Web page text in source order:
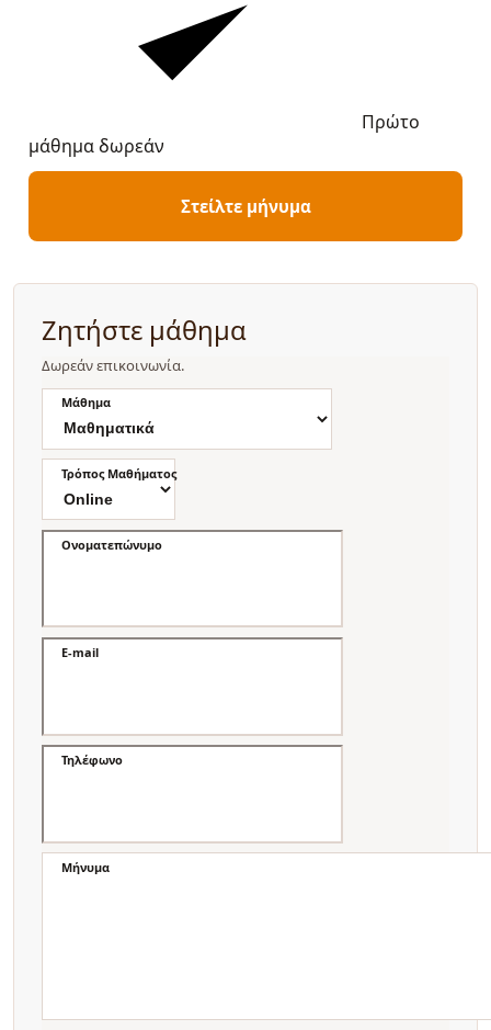
Πρώτο
μάθημα δωρεάν
Στείλτε μήνυμα
Ζητήστε μάθημα
Δωρεάν επικοινωνία.
Μάθημα
Τρόπος Μαθήματος
Ονοματεπώνυμο
E-mail
Τηλέφωνο
Μήνυμα